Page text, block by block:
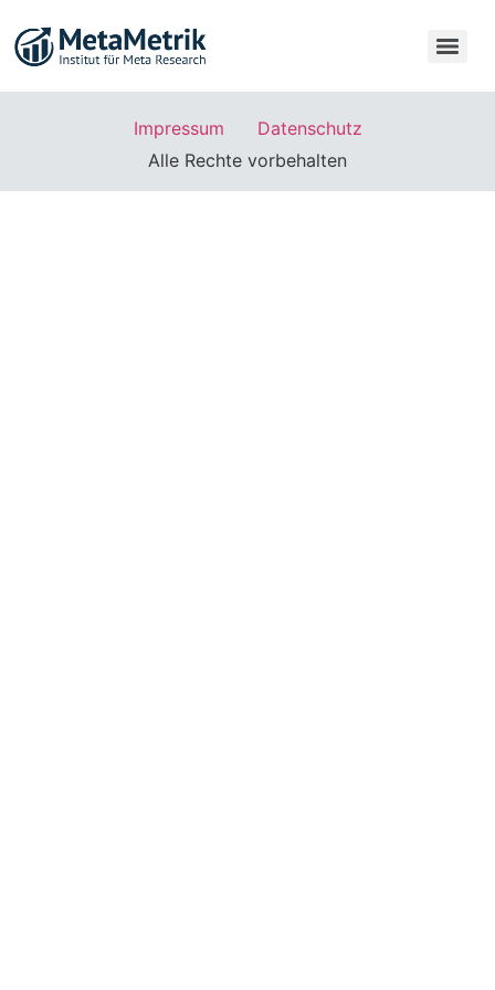
Impressum
Datenschutz
Alle Rechte vorbehalten